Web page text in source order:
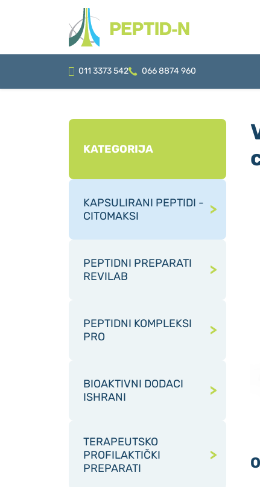
011 3373 542 066 8874 960
KATEGORIJA
KAPSULIRANI PEPTIDI -
CITOMAKSI
PEPTIDNI PREPARATI
REVILAB
PEPTIDNI KOMPLEKSI
PRO
BIOAKTIVNI DODACI
ISHRANI
TERAPEUTSKO
PROFILAKTIČKI
PREPARATI